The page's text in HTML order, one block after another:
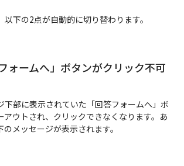
以下の2点が自動的に切り替わります。
ォームへ」ボタンがクリック不可
下部に表示されていた「回答フォームへ」ボ
アウトされ、クリックできなくなります。あ
のメッセージが表示されます。